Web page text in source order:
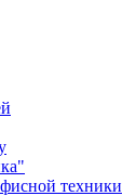
техники